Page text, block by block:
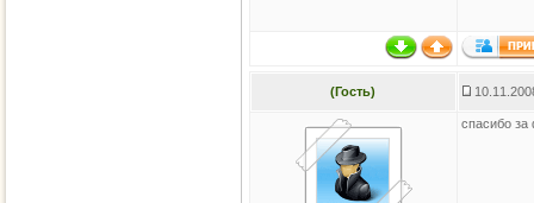
(Гость)
спасибо за